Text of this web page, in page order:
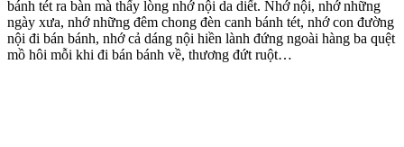
bánh tét ra bàn mà thấy lòng nhớ nội da diết. Nhớ nội, nhớ những
ngày xưa, nhớ những đêm chong đèn canh bánh tét, nhớ con đường
nội đi bán bánh, nhớ cả dáng nội hiền lành đứng ngoài hàng ba quệt
mồ hôi mỗi khi đi bán bánh về, thương đứt ruột…